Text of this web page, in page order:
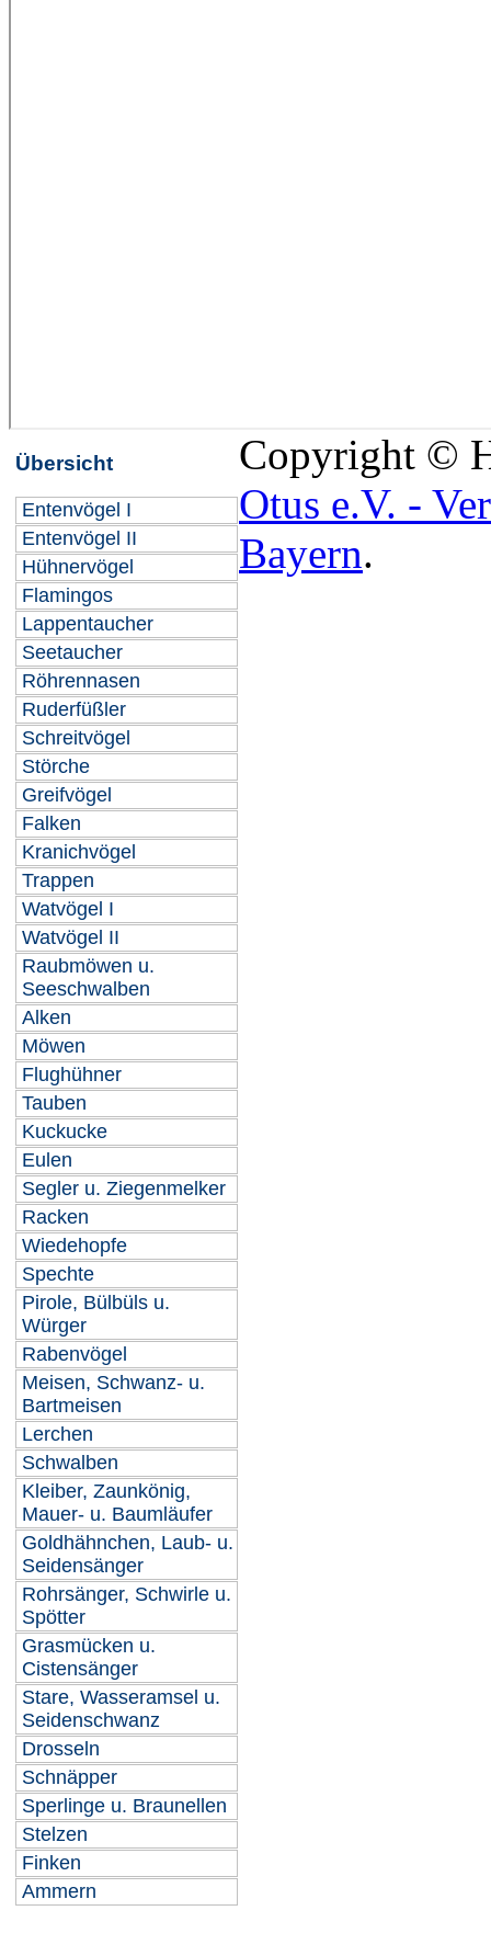
Übersicht
Entenvögel I
Entenvögel II
Hühnervögel
Flamingos
Lappentaucher
Seetaucher
Röhrennasen
Ruderfüßler
Schreitvögel
Störche
Greifvögel
Falken
Kranichvögel
Trappen
Watvögel I
Watvögel II
Raubmöwen u.
Seeschwalben
Alken
Möwen
Flughühner
Tauben
Kuckucke
Eulen
Segler u. Ziegenmelker
Racken
Wiedehopfe
Spechte
Pirole, Bülbüls u.
Würger
Rabenvögel
Meisen, Schwanz- u.
Bartmeisen
Lerchen
Schwalben
Kleiber, Zaunkönig,
Mauer- u. Baumläufer
Goldhähnchen, Laub- u.
Seidensänger
Rohrsänger, Schwirle u.
Spötter
Grasmücken u.
Cistensänger
Stare, Wasseramsel u.
Seidenschwanz
Drosseln
Schnäpper
Sperlinge u. Braunellen
Stelzen
Finken
Ammern
Copyright ©
Otus e.V. -
Bayern.